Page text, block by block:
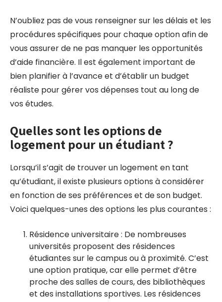
N’oubliez pas de vous renseigner sur les délais et les
procédures spécifiques pour chaque option afin de
vous assurer de ne pas manquer les opportunités
d’aide financière. Il est également important de
bien planifier à l’avance et d’établir un budget
réaliste pour gérer vos dépenses tout au long de
vos études.
Quelles sont les options de
logement pour un étudiant ?
Lorsqu’il s’agit de trouver un logement en tant
qu’étudiant, il existe plusieurs options à considérer
en fonction de ses préférences et de son budget.
Voici quelques-unes des options les plus courantes :
Résidence universitaire : De nombreuses
universités proposent des résidences
étudiantes sur le campus ou à proximité. C’est
une option pratique, car elle permet d’être
proche des salles de cours, des bibliothèques
et des installations sportives. Les résidences